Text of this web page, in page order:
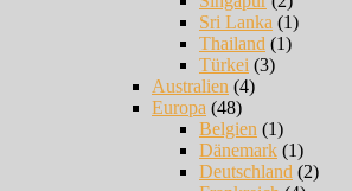
Sri Lanka (1)
Thailand (1)
Türkei (3)
Australien (4)
Europa (48)
Belgien (1)
Dänemark (1)
Deutschland (2)